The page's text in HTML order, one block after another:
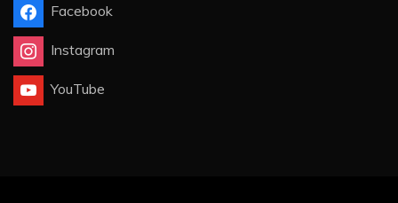
Facebook
Instagram
YouTube